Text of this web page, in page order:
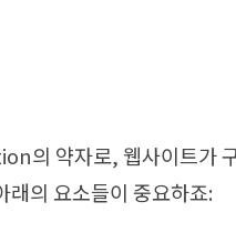
약자로, 웹사이트가
래의 요소들이 중요하죠: